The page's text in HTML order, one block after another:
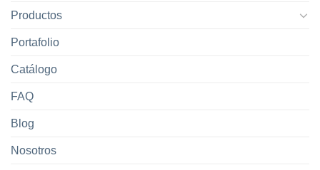
Productos
Portafolio
Catálogo
FAQ
Blog
Nosotros